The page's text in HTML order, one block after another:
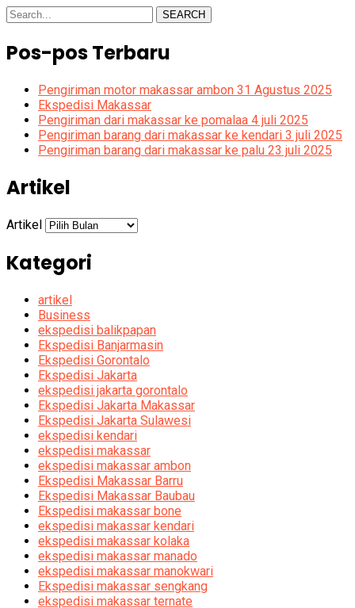
SEARCH
Pos-pos Terbaru
Pengiriman motor makassar ambon 31 Agustus 2025
Ekspedisi Makassar
Pengiriman dari makassar ke pomalaa 4 juli 2025
Pengiriman barang dari makassar ke kendari 3 juli 2025
Pengiriman barang dari makassar ke palu 23 juli 2025
Artikel
Artikel
Kategori
artikel
Business
ekspedisi balikpapan
Ekspedisi Banjarmasin
Ekspedisi Gorontalo
Ekspedisi Jakarta
ekspedisi jakarta gorontalo
Ekspedisi Jakarta Makassar
Ekspedisi Jakarta Sulawesi
ekspedisi kendari
ekspedisi makassar
ekspedisi makassar ambon
Ekspedisi Makassar Barru
Ekspedisi Makassar Baubau
Ekspedisi makassar bone
ekspedisi makassar kendari
ekspedisi makassar kolaka
ekspedisi makassar manado
ekspedisi makassar manokwari
Ekspedisi makassar sengkang
ekspedisi makassar ternate